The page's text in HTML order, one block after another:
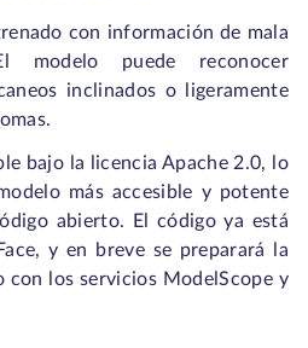
con información de mala
modelo puede reconocer
inclinados o ligeramente
bajo la licencia Apache 2.0, lo
más accesible y potente
abierto. El código ya está
y en breve se preparará la
con los servicios ModelScope y